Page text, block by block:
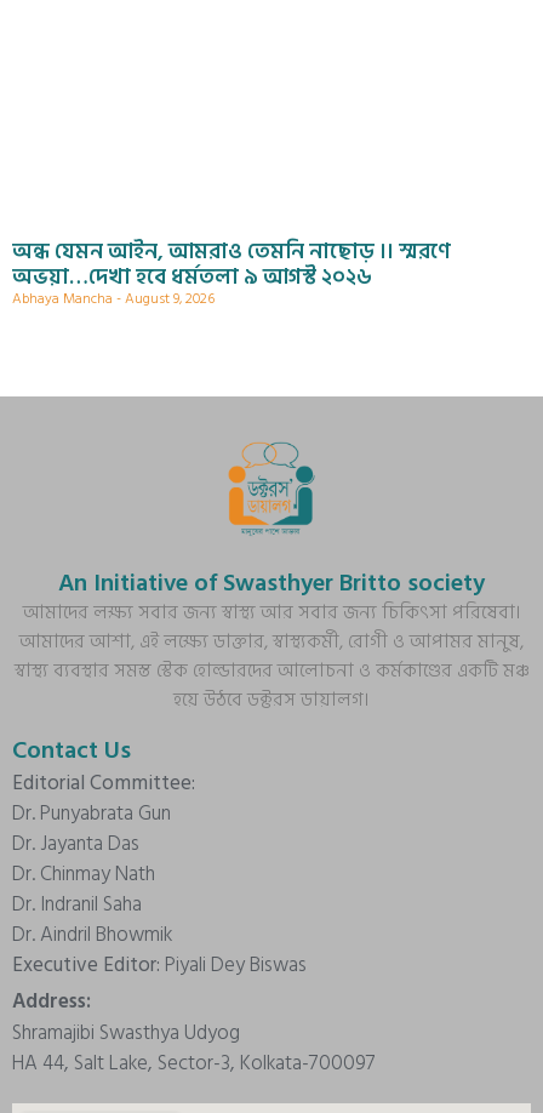
অন্ধ যেমন আইন, আমরাও তেমনি নাছোড় ।। স্মরণে
অভয়া…দেখা হবে ধর্মতলা ৯ আগস্ট ২০২৬
Abhaya Mancha August 9, 2026
An Initiative of Swasthyer Britto society
আমাদের লক্ষ্য সবার জন্য স্বাস্থ্য আর সবার জন্য চিকিৎসা পরিষেবা।
আমাদের আশা, এই লক্ষ্যে ডাক্তার, স্বাস্থ্যকর্মী, রোগী ও আপামর মানুষ,
স্বাস্থ্য ব্যবস্থার সমস্ত স্টেক হোল্ডারদের আলোচনা ও কর্মকাণ্ডের একটি মঞ্চ
হয়ে উঠবে ডক্টরস ডায়ালগ।
Contact Us
Editorial Committee:
Dr. Punyabrata Gun
Dr. Jayanta Das
Dr. Chinmay Nath
Dr. Indranil Saha
Dr. Aindril Bhowmik
Executive Editor: Piyali Dey Biswas
Address:
Shramajibi Swasthya Udyog
HA 44, Salt Lake, Sector-3, Kolkata-700097